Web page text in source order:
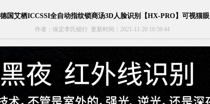
德国艾栖ICCSSI全自动指纹锁商汤3D人脸识别【HX-PRO】可视猫眼
作者：保定李氏锁行 更新时间：2021-11-20 10:59:44